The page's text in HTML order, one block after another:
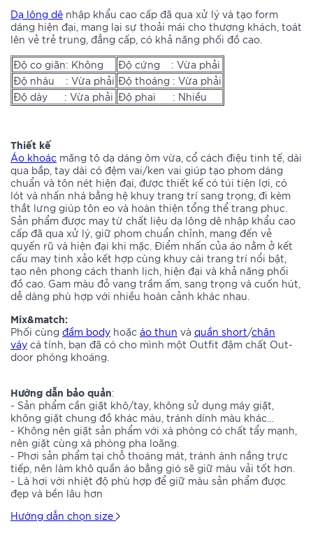
Dạ lông dê nhập khẩu cao cấp đã qua xử lý và tạo form
dáng hiện đại, mang lại sự thoải mái cho thượng khách, toát
lên vẻ trẻ trung, đẳng cấp, có khả năng phối đồ cao.
Độ co giãn: Không
Độ cứng : Vừa phải
Độ nhàu : Vừa phải Độ thoáng : Vừa phải
Độ dày : Vừa phải Độ phai : Nhiều
Thiết kế
Áo khoác măng tô dạ dáng ôm vừa, cổ cách điệu tinh tế, dài
qua bắp, tay dài có đệm vai/ken vai giúp tạo phom dáng
chuẩn và tôn nét hiện đại, được thiết kế có túi tiện lợi, có
lót và nhấn nhá bằng hệ khuy trang trí sang trọng, đi kèm
thắt lưng giúp tôn eo và hoàn thiện tổng thể trang phục.
Sản phẩm được may từ chất liệu dạ lông dê nhập khẩu cao
cấp đã qua xử lý, giữ phom chuẩn chỉnh, mang đến vẻ
quyến rũ và hiện đại khi mặc. Điểm nhấn của áo nằm ở kết
cấu may tinh xảo kết hợp cùng khuy cài trang trí nổi bật,
tạo nên phong cách thanh lịch, hiện đại và khả năng phối
đồ cao. Gam màu đỏ vang trầm ấm, sang trọng và cuốn hút,
dễ dàng phù hợp với nhiều hoàn cảnh khác nhau.
Mix&match:
Phối cùng đầm body hoặc áo thun và quần short/chân
váy cá tính, bạn đã có cho mình một Outfit đậm chất Out-
door phóng khoáng.
Hướng dẫn bảo quản:
- Sản phẩm cần giặt khô/tay, không sử dụng máy giặt,
không giặt chung đồ khác màu, tránh dính màu khác…
- Không nên giặt sản phẩm với xà phòng có chất tẩy mạnh,
nên giặt cùng xà phòng pha loãng.
- Phơi sản phẩm tại chỗ thoáng mát, tránh ánh nắng trực
tiếp, nên làm khô quần áo bằng gió sẽ giữ màu vải tốt hơn.
- Là hơi với nhiệt độ phù hợp để giữ màu sản phẩm được
đẹp và bền lâu hơn
Hướng dẫn chọn size